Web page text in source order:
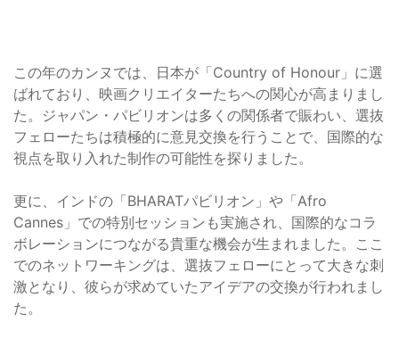
この年のカンヌでは、日本が「Country of Honour」に選
ばれており、映画クリエイターたちへの関心が高まりまし
た。ジャパン・パビリオンは多くの関係者で賑わい、選抜
フェローたちは積極的に意見交換を行うことで、国際的な
視点を取り入れた制作の可能性を探りました。
更に、インドの「BHARATパビリオン」や「Afro
Cannes」での特別セッションも実施され、国際的なコラ
ボレーションにつながる貴重な機会が生まれました。ここ
でのネットワーキングは、選抜フェローにとって大きな刺
激となり、彼らが求めていたアイデアの交換が行われまし
た。